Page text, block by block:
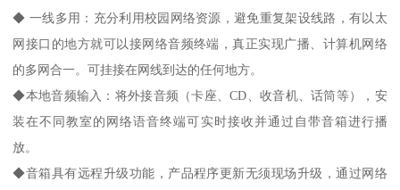
◆ 一线多用：充分利用校园网络资源，避免重复架设线路，有以太
网接口的地方就可以接网络音频终端，真正实现广播、计算机网络
的多网合一。可挂接在网线到达的任何地方。
◆本地音频输入：将外接音频（卡座、CD、收音机、话筒等），安
装在不同教室的网络语音终端可实时接收并通过自带音箱进行播
放。
◆音箱具有远程升级功能，产品程序更新无须现场升级，通过网络